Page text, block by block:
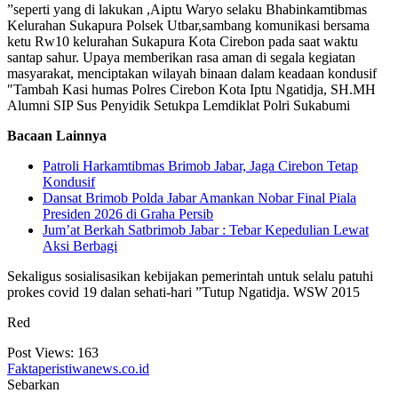
”seperti yang di lakukan ,Aiptu Waryo selaku Bhabinkamtibmas
Kelurahan Sukapura Polsek Utbar,sambang komunikasi bersama
ketu Rw10 kelurahan Sukapura Kota Cirebon pada saat waktu
santap sahur. Upaya memberikan rasa aman di segala kegiatan
masyarakat, menciptakan wilayah binaan dalam keadaan kondusif
″Tambah Kasi humas Polres Cirebon Kota Iptu Ngatidja, SH.MH
Alumni SIP Sus Penyidik Setukpa Lemdiklat Polri Sukabumi
Bacaan Lainnya
Patroli Harkamtibmas Brimob Jabar, Jaga Cirebon Tetap
Kondusif
Dansat Brimob Polda Jabar Amankan Nobar Final Piala
Presiden 2026 di Graha Persib
Jum’at Berkah Satbrimob Jabar : Tebar Kepedulian Lewat
Aksi Berbagi
Sekaligus sosialisasikan kebijakan pemerintah untuk selalu patuhi
prokes covid 19 dalan sehati-hari ”Tutup Ngatidja. WSW 2015
Red
Post Views: 163
Faktaperistiwanews.co.id
Sebarkan